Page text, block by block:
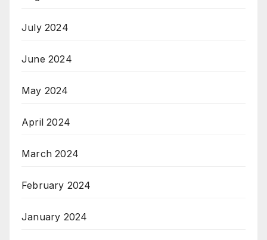
July 2024
June 2024
May 2024
April 2024
March 2024
February 2024
January 2024